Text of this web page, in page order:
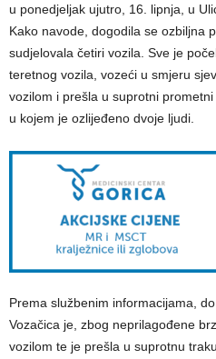
u ponedjeljak ujutro, 16. lipnja, u
Kako navode, dogodila se ozbiljna
sudjelovala četiri vozila. Sve je
teretnog vozila, vozeći u smjeru
vozilom i prešla u suprotni
u kojem je ozlijeđeno dvoje ljudi.
Prema službenim informacijama,
Vozačica je, zbog neprilagođene
vozilom te je prešla u suprotnu